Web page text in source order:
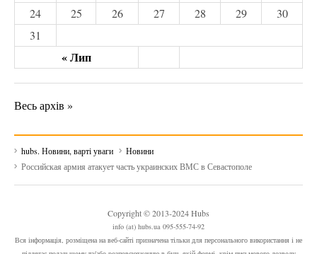
« Лип
24
25 26 27 28 29
30
31
Весь архів »
hubs. Новини, варті уваги
Новини
Российская армия атакует часть украинских ВМС в Севастополе
Copyright © 2013-2024 Hubs
info (at) hubs.ua 095-555-74-92
Вся інформація, розміщена на веб-сайті призначена тільки для персонального використання і не